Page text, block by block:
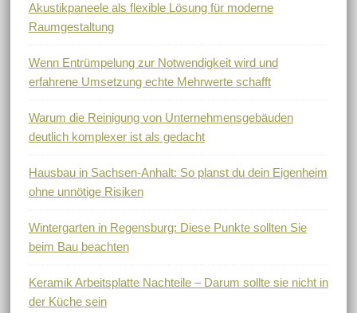
Akustikpaneele als flexible Lösung für moderne
Raumgestaltung
Wenn Entrümpelung zur Notwendigkeit wird und
erfahrene Umsetzung echte Mehrwerte schafft
Warum die Reinigung von Unternehmensgebäuden
deutlich komplexer ist als gedacht
Hausbau in Sachsen-Anhalt: So planst du dein Eigenheim
ohne unnötige Risiken
Wintergarten in Regensburg: Diese Punkte sollten Sie
beim Bau beachten
Keramik Arbeitsplatte Nachteile – Darum sollte sie nicht in
der Küche sein